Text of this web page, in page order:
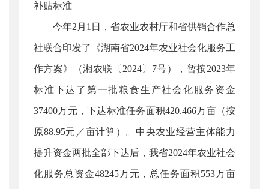
补贴标准
今年2月1日，省农业农村厅和省供销合作总
社联合印发了《湖南省2024年农业社会化服务工
作方案》（湘农联〔2024〕7号），暂按2023年
标准下达了第一批粮食生产社会化服务资金
37400万元，下达标准任务面积420.466万亩（按
原88.95元／亩计算）。中央农业经营主体能力
提升资金两批全部下达后，我省2024年农业社会
化服务总资金48245万元，总任务面积553万亩